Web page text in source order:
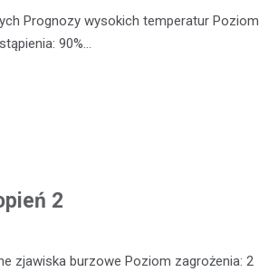
Prognozy wysokich temperatur Poziom
90%…
2
zjawiska burzowe Poziom zagrożenia: 2